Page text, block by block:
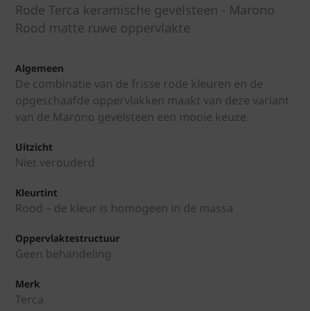
Rode Terca keramische gevelsteen - Marono
Rood matte ruwe oppervlakte
Algemeen
De combinatie van de frisse rode kleuren en de
opgeschaafde oppervlakken maakt van deze variant
van de Marono gevelsteen een mooie keuze.
Uitzicht
Niet verouderd
Kleurtint
Rood – de kleur is homogeen in de massa
Oppervlaktestructuur
Geen behandeling
Merk
Terca